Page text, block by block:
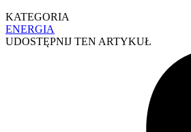
KATEGORIA
ENERGIA
UDOSTĘPNIJ TEN ARTYKUŁ